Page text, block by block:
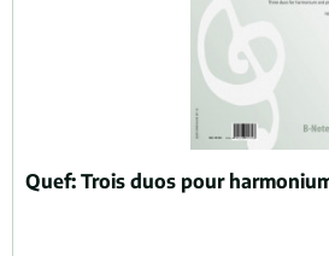
Quef:Trois duos pour